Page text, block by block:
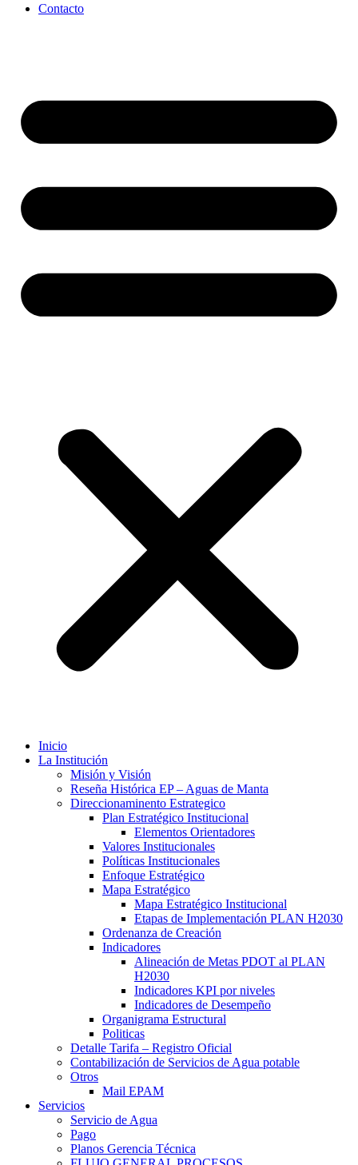
Contacto
Inicio
La Institución
Misión y Visión
Reseña Histórica EP – Aguas de Manta
Direccionaminento Estrategico
Plan Estratégico Institucional
Elementos Orientadores
Valores Institucionales
Políticas Institucionales
Enfoque Estratégico
Mapa Estratégico
Mapa Estratégico Institucional
Etapas de Implementación PLAN H2030
Ordenanza de Creación
Indicadores
Alineación de Metas PDOT al PLAN
H2030
Indicadores KPI por niveles
Indicadores de Desempeño
Organigrama Estructural
Politicas
Detalle Tarifa – Registro Oficial
Contabilización de Servicios de Agua potable
Otros
Mail EPAM
Servicios
Servicio de Agua
Pago
Planos Gerencia Técnica